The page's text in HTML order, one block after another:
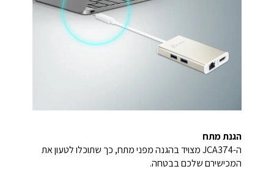
הגנת מתח
ה-JCA374 מצויד בהגנה מפני מתח, כך שתוכלו לטעון את
המכישירם שלכם בבטחה.